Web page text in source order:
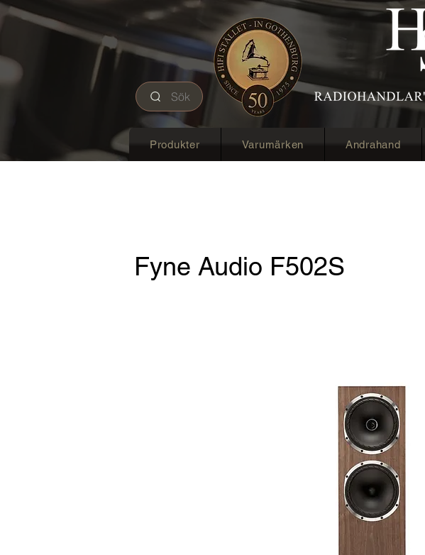
Produkter Varumärken Andrahand
Sök
Fyne Audio F502S